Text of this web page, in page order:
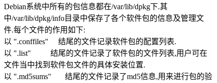
Debian系统中所有的包信息都在/var/lib/dpkg下.其
中/var/lib/dpkg/info目录中保存了各个软件包的信息及管理文
件.每个文件的作用如下:
以 ".conffiles" 结尾的文件记录软件包的配置列表.
以 ".list" 结尾的文件记录了软件包的文件列表,用户可在
文件当中找到软件包文件的具体安装位置.
以 ".md5sums" 结尾的文件记录了md5信息,用来进行包的验